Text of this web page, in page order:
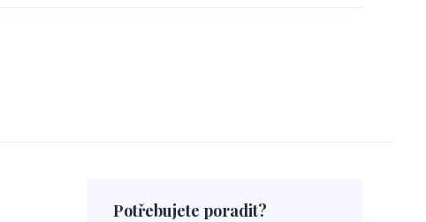
Potřebujete poradit?